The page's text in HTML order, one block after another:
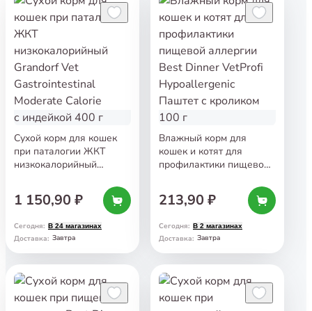
Сухой корм для кошек
при паталогии ЖКТ
низкокалорийный
Gastrointestinal Moderate
Calorie с индейкой 400 г
1 150,90 ₽
Сегодня: В 24 магазинах
Доставка: Завтра
Влажный корм для
кошек и котят для
профилактики пищевой
VetProfi Hypoallergenic
Паштет с кроликом 100 г
213,90 ₽
Сегодня: В 2 магазинах
Доставка: Завтра